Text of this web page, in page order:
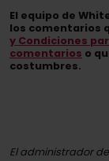
El equipo de
los comentarios
y Condiciones
comentarios o
costumbres.